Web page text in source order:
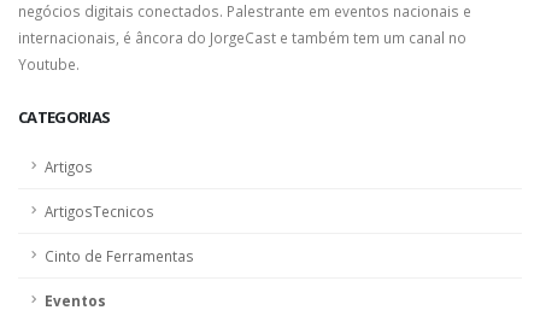
CATEGORIAS
Artigos
ArtigosTecnicos
Cinto de Ferramentas
Eventos
negócios digitais conectados. Palestrante em eventos nacionais e
internacionais, é âncora do JorgeCast e também tem um canal no
Youtube.